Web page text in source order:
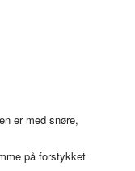
er med snøre,
på forstykket